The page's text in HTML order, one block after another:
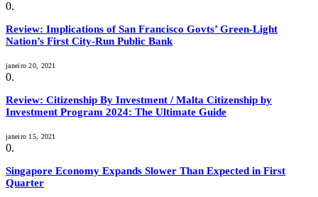
Review: Implications of San Francisco Govts’ Green-Light
Nation’s First City-Run Public Bank
janeiro 20, 2021
Review: Citizenship By Investment / Malta Citizenship by
Investment Program 2024: The Ultimate Guide
janeiro 15, 2021
Singapore Economy Expands Slower Than Expected in First
Quarter